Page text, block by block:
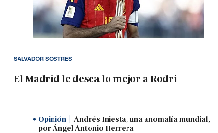
El Madrid le desea lo mejor a Rodri
SALVADOR SOSTRES
Opinión
Andrés Iniesta, una anomalía mundial,
por Ángel Antonio Herrera